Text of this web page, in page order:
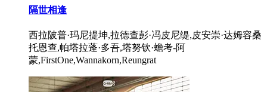
隔世相逢
西拉陂普·玛尼提坤,拉德查彭·冯皮尼缇,皮安崇·达姆容桑
托恩查,帕塔拉蓬·多吾,塔努钦·蟾考-阿
蒙,FirstOne,Wannakorn,Reungrat